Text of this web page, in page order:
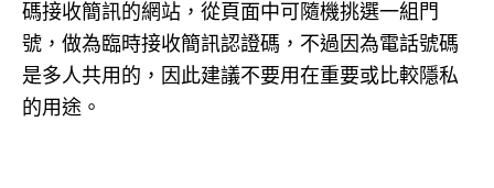
碼接收簡訊的網站，從頁面中可隨機挑選一組門
號，做為臨時接收簡訊認證碼，不過因為電話號碼
是多人共用的，因此建議不要用在重要或比較隱私
的用途。